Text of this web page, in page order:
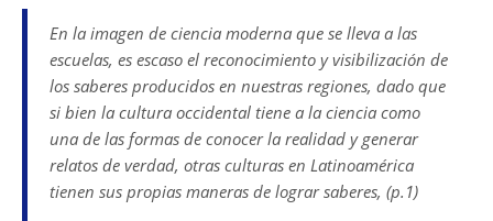
En la imagen de ciencia moderna que se lleva a las
escuelas, es escaso el reconocimiento y visibilización de
los saberes producidos en nuestras regiones, dado que
si bien la cultura occidental tiene a la ciencia como
una de las formas de conocer la realidad y generar
relatos de verdad, otras culturas en Latinoamérica
tienen sus propias maneras de lograr saberes, (p.1)